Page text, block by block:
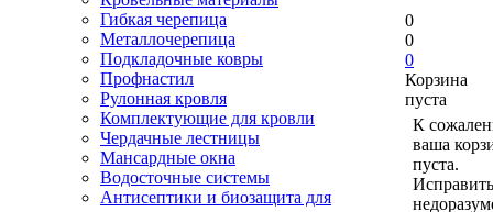
Гибкая черепица
Металлочерепица
Подкладочные ковры
Профнастил
Рулонная кровля
Комплектующие для кровли
Чердачные лестницы
Мансардные окна
Водосточные системы
Антисептики и биозащита для
0
0
0
Корзина
пуста
К
ваша
пуста.